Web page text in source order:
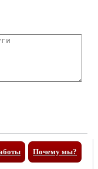
Почему мы?